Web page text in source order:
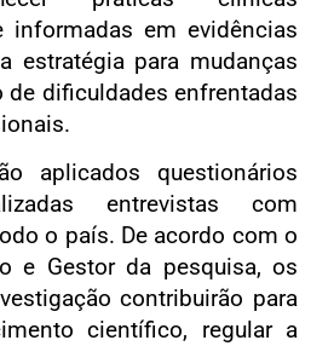
informadas em evidências
estratégia para mudanças
de dificuldades enfrentadas
aplicados questionários
entrevistas com
o país. De acordo com o
e Gestor da pesquisa, os
contribuirão para
científico, regular a